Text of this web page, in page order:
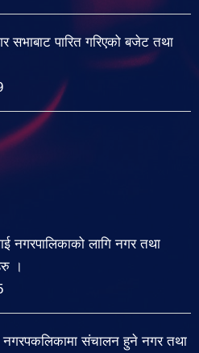
पारित गरिएको बजेट तथा
लागि नगर तथा
।
संचालन हुने नगर तथा